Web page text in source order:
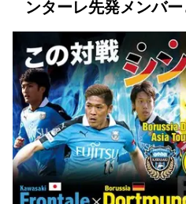
ンターレ先発メンバ